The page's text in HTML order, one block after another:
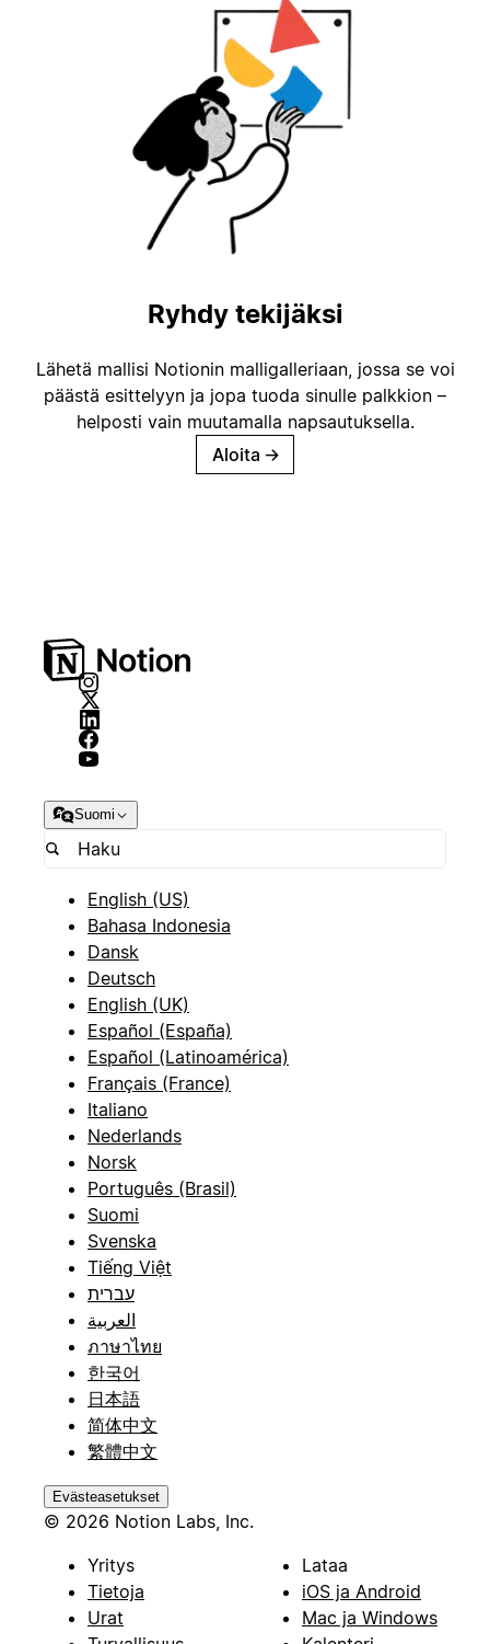
Ryhdy tekijäksi
Lähetä mallisi Notionin malligalleriaan, jossa se voi
päästä esittelyyn ja jopa tuoda sinulle palkkion –
helposti vain muutamalla napsautuksella.
Aloita →
Suomi
English (US)
Bahasa Indonesia
Dansk
Deutsch
English (UK)
Español (España)
Español (Latinoamérica)
Français (France)
Italiano
Nederlands
Norsk
Português (Brasil)
Suomi
Svenska
Tiếng Việt
עברית
العربية
ภาษาไทย
한국어
日本語
简体中文
繁體中文
Evästeasetukset
© 2026 Notion Labs, Inc.
Yritys
Tietoja
Urat
Lataa
iOS ja Android
Mac ja Windows